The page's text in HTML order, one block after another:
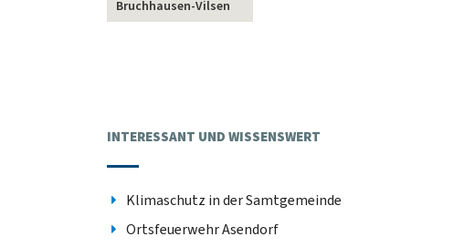
Bruchhausen-Vilsen
INTERESSANT UND WISSENSWERT
Klimaschutz in der Samtgemeinde
Ortsfeuerwehr Asendorf